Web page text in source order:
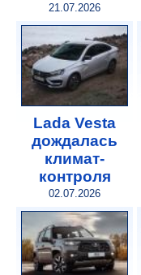
21.07.2026
Lada Vesta
дождалась
климат-
контроля
02.07.2026